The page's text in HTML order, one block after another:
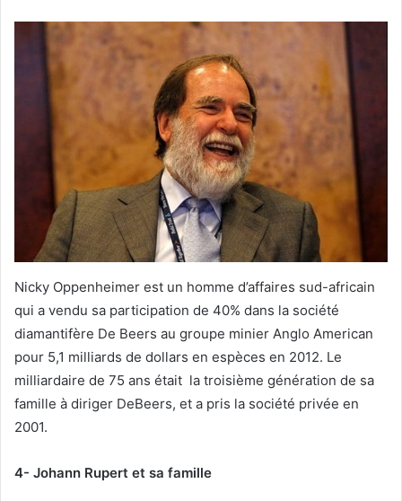
Nicky Oppenheimer est un homme d’affaires sud-africain
qui a vendu sa participation de 40% dans la société
diamantifère De Beers au groupe minier Anglo American
pour 5,1 milliards de dollars en espèces en 2012. Le
milliardaire de 75 ans était la troisième génération de sa
famille à diriger DeBeers, et a pris la société privée en
2001.
4- Johann Rupert et sa famille